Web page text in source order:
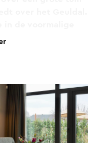
in de voormalige
van doorgaande
wordt door
met een